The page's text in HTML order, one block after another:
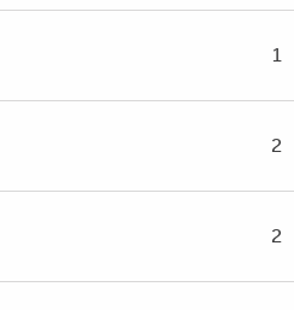
1
2
2